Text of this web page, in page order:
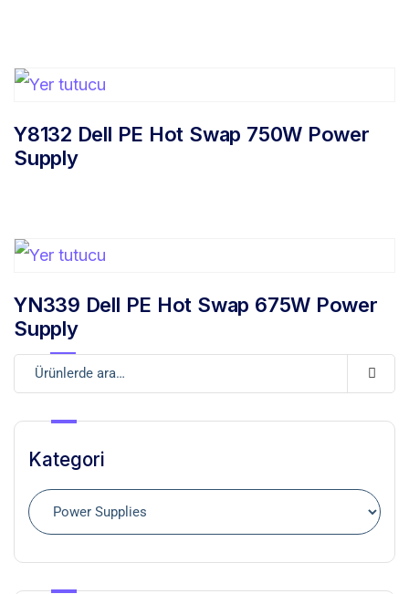
Y8132 Dell PE Hot Swap 750W Power
Supply
YN339 Dell PE Hot Swap 675W Power
Supply
Kategori